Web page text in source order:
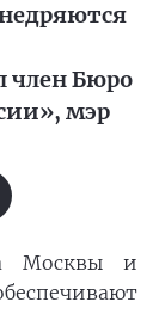
член Бюро
мэр
Москвы и